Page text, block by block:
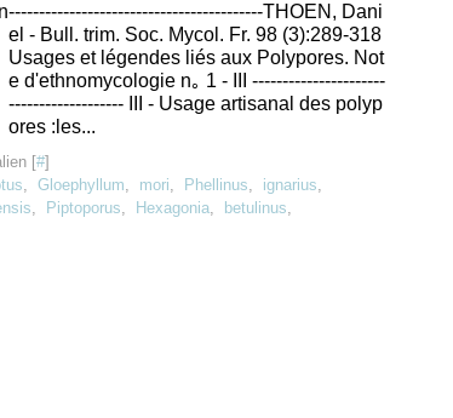
------------------------------------------THOEN, Dani
el - Bull. trim. Soc. Mycol. Fr. 98 (3):289-318
Usages et légendes liés aux Polypores. Not
e d'ethnomycologie n｡ 1 - III ----------------------
------------------- III - Usage artisanal des polyp
ores :les...
[#]
, Gloephyllum, mori, Phellinus, ignarius,
, Piptoporus, Hexagonia, betulinus,